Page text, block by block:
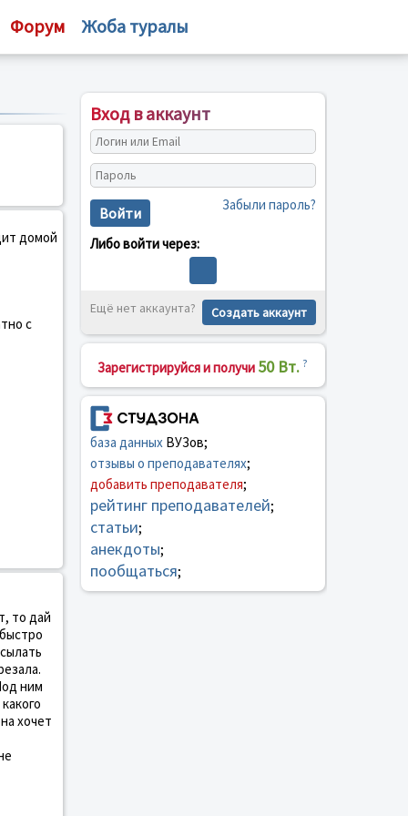
Форум Жоба туралы
домой
с
то дай
ним
хочет
Вход в аккаунт
Войти Забыли пароль?
Либо войти через:
Ещё нет аккаунта? Создать аккаунт
Зарегистрируйся и получи 50 Вт. ?
база данныхВУЗов;
отзывы о преподавателях;
добавить преподавателя;
рейтинг преподавателей;
статьи;
анекдоты;
пообщаться;